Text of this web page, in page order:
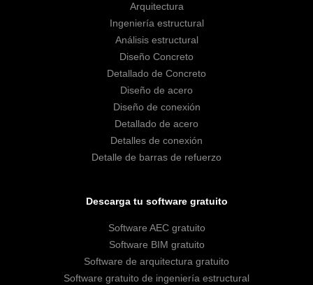
Arquitectura
Ingeniería estructural
Análisis estructural
Diseño Concreto
Detallado de Concreto
Diseño de acero
Diseño de conexión
Detallado de acero
Detalles de conexión
Detalle de barras de refuerzo
Descarga tu software gratuito
Software AEC gratuito
Software BIM gratuito
Software de arquitectura gratuito
Software gratuito de ingeniería estructural